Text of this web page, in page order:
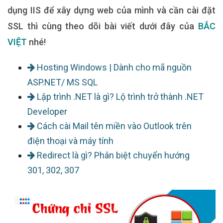
dụng IIS để xây dựng web của mình và cần cài đặt
SSL thì cùng theo dõi bài viết dưới đây của BẮC
VIỆT nhé!
Hosting Windows | Dành cho mã nguồn
ASP.NET/ MS SQL
Lập trình .NET là gì? Lộ trình trở thành .NET
Developer
Cách cài Mail tên miền vào Outlook trên
điện thoại và máy tính
Redirect là gì? Phân biệt chuyển hướng
301, 302, 307